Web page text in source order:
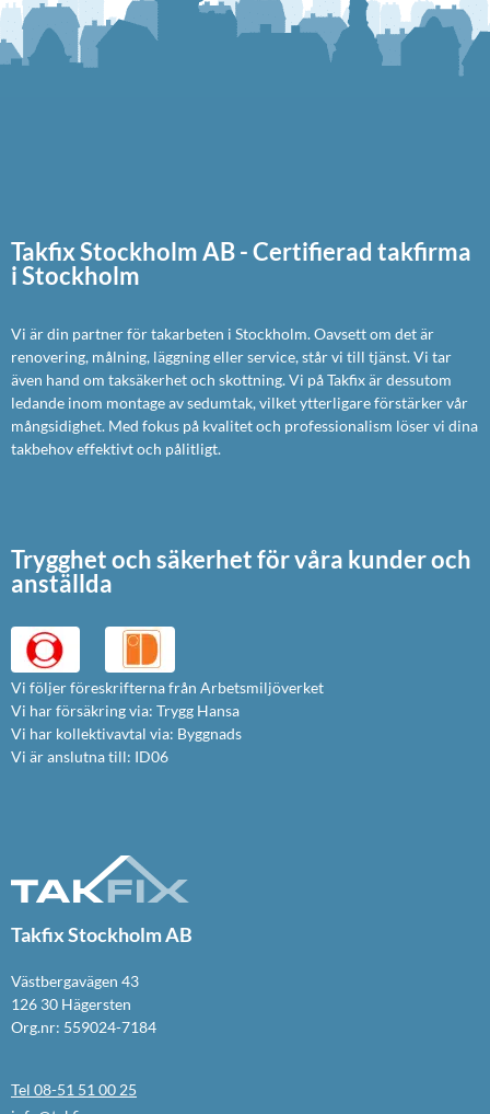
Takfix Stockholm AB - Certifierad takfirma
i Stockholm
Vi är din partner för takarbeten i Stockholm. Oavsett om det är
renovering, målning, läggning eller service, står vi till tjänst. Vi tar
även hand om taksäkerhet och skottning. Vi på Takfix är dessutom
ledande inom montage av sedumtak, vilket ytterligare förstärker vår
mångsidighet. Med fokus på kvalitet och professionalism löser vi dina
takbehov effektivt och pålitligt.
Trygghet och säkerhet för våra kunder och
anställda
Vi följer föreskrifterna från Arbetsmiljöverket
Vi har försäkring via: Trygg Hansa
Vi har kollektivavtal via: Byggnads
Vi är anslutna till: ID06
Takfix Stockholm AB
Västbergavägen 43
126 30 Hägersten
Org.nr: 559024-7184
Tel 08-51 51 00 25